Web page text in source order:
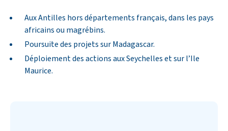
Aux Antilles hors départements français, dans les pays
africains ou magrébins.
Poursuite des projets sur Madagascar.
Déploiement des actions aux Seychelles et sur l’Ile
Maurice.